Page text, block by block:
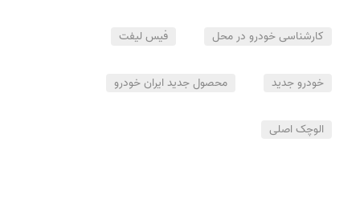
کارشناسی خودرو در محل فیس لیفت
خودرو جدید محصول جدید ایران خودرو
الوچک اصلی